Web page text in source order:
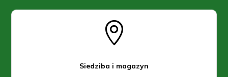

Siedziba i magazyn